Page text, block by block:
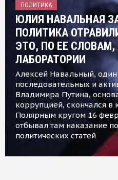
ПОЛИТИКА
ЮЛИЯ НАВАЛЬНАЯ
ПОЛИТИКА
ЭТО, ПО ЕЕ
ЛАБОРАТОРИИ
Алексей Навальный, один
последовательных и
Владимира Путина,
коррупцией, скончался в
Полярным кругом 16
отбывал там наказание
политических статей